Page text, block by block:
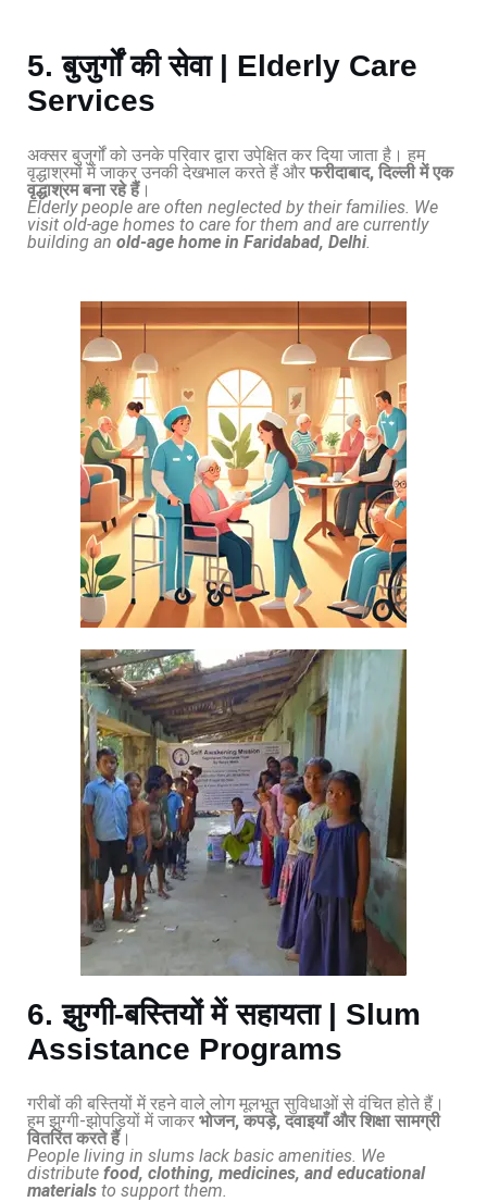
5. बुजुर्गों की सेवा | Elderly Care
Services
अक्सर बुजुर्गों को उनके परिवार द्वारा उपेक्षित कर दिया जाता है। हम
वृद्धाश्रमों में जाकर उनकी देखभाल करते हैं और फरीदाबाद, दिल्ली में एक
वृद्धाश्रम बना रहे हैं।
Elderly people are often neglected by their families. We
visit old-age homes to care for them and are currently
building an old-age home in Faridabad, Delhi.
6. झुग्गी-बस्तियों में सहायता | Slum
Assistance Programs
गरीबों की बस्तियों में रहने वाले लोग मूलभूत सुविधाओं से वंचित होते हैं।
हम झुग्गी-झोपड़ियों में जाकर भोजन, कपड़े, दवाइयाँ और शिक्षा सामग्री
वितरित करते हैं।
People living in slums lack basic amenities. We
distribute food, clothing, medicines, and educational
materials to support them.